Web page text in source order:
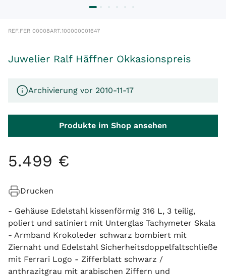
REF.FER 00008ART.100000001647
Juwelier Ralf Häffner Okkasionspreis
Archivierung vor 2010-11-17
Produkte im Shop ansehen
5.499 €
Drucken
- Gehäuse Edelstahl kissenförmig 316 L, 3 teilig,
poliert und satiniert mit Unterglas Tachymeter Skala
- Armband Krokoleder schwarz bombiert mit
Ziernaht und Edelstahl Sicherheitsdoppelfaltschließe
mit Ferrari Logo - Zifferblatt schwarz /
anthrazitgrau mit arabischen Ziffern und